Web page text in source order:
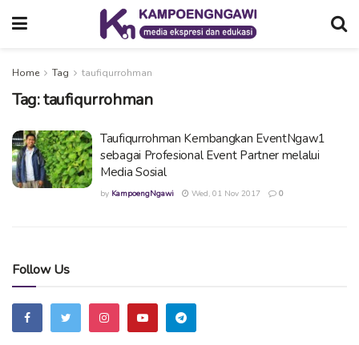
Home Tag taufiqurrohman
Tag:taufiqurrohman
Taufiqurrohman Kembangkan EventNgaw1
sebagai Profesional Event Partner melalui
Media Sosial
by KampoengNgawi Wed, 01 Nov 2017 0
Follow Us